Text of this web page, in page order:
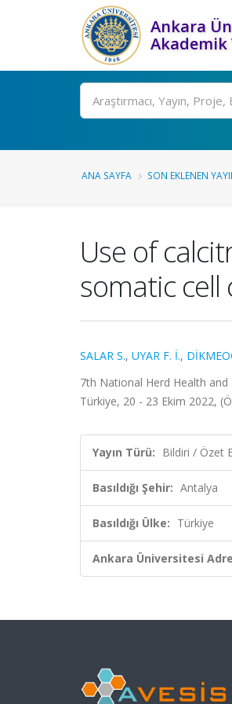
Ankara
Akademik
Ara
ANA SAYFA SON EKLENEN
Use of
somatic cell
SALAR S., UYAR F. İ.,
7th National Herd Health
Türkiye, 20 - 23 Ekim 2022,
Yayın Türü: Bildiri / Özet
Basıldığı Şehir: Antalya
Basıldığı Ülke: Türkiye
Ankara Üniversitesi